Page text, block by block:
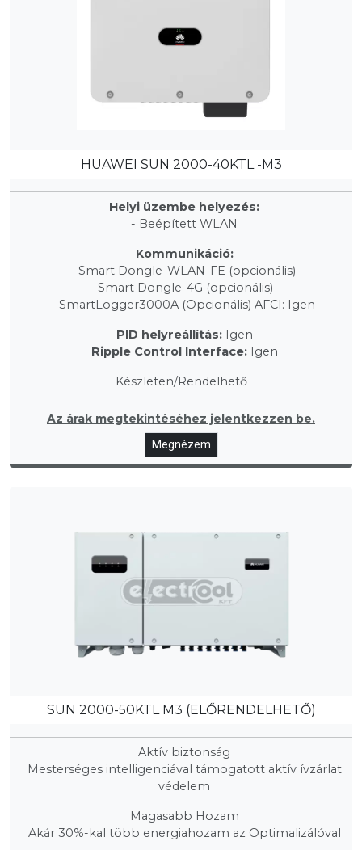
HUAWEI SUN 2000-40KTL -M3
Helyi üzembe helyezés:
- Beépített WLAN
Kommunikáció:
-Smart Dongle-WLAN-FE (opcionális)
-Smart Dongle-4G (opcionális)
-SmartLogger3000A (Opcionális) AFCI: Igen
PID helyreállítás:Igen
Ripple Control Interface:Igen
Készleten/Rendelhető
Az árak megtekintéséhez jelentkezzen be.
Megnézem
SUN 2000-50KTL M3 (ELŐRENDELHETŐ)
Aktív biztonság
Mesterséges intelligenciával támogatott aktív ívzárlat
védelem
Magasabb Hozam
Akár 30%-kal több energiahozam az Optimalizálóval